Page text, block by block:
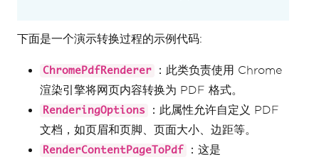
下面是一个演示转换过程的示例代码:
ChromePdfRenderer
：此类负责使用 Chrome
渲染引擎将网页内容转换为 PDF 格式。
RenderingOptions
：此属性允许自定义 PDF
文档，如页眉和页脚、页面大小、边距等。
RenderContentPageToPdf ：这是